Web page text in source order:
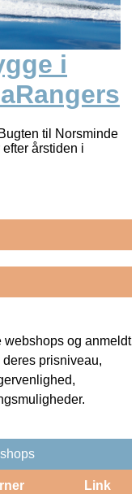
i
til Norsminde
årstiden i
og anmeldt
prisniveau,
Link